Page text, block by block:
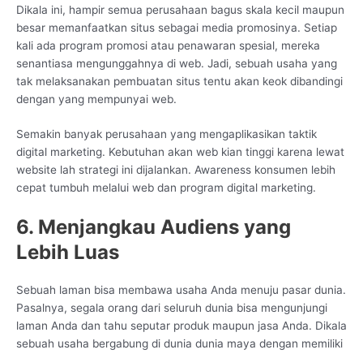
Dikala ini, hampir semua perusahaan bagus skala kecil maupun
besar memanfaatkan situs sebagai media promosinya. Setiap
kali ada program promosi atau penawaran spesial, mereka
senantiasa mengunggahnya di web. Jadi, sebuah usaha yang
tak melaksanakan pembuatan situs tentu akan keok dibandingi
dengan yang mempunyai web.
Semakin banyak perusahaan yang mengaplikasikan taktik
digital marketing. Kebutuhan akan web kian tinggi karena lewat
website lah strategi ini dijalankan. Awareness konsumen lebih
cepat tumbuh melalui web dan program digital marketing.
6. Menjangkau Audiens yang
Lebih Luas
Sebuah laman bisa membawa usaha Anda menuju pasar dunia.
Pasalnya, segala orang dari seluruh dunia bisa mengunjungi
laman Anda dan tahu seputar produk maupun jasa Anda. Dikala
sebuah usaha bergabung di dunia dunia maya dengan memiliki